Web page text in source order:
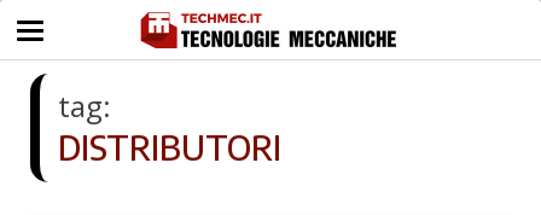
tag:
DISTRIBUTORI